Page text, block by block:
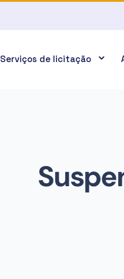
Serviços de licitação